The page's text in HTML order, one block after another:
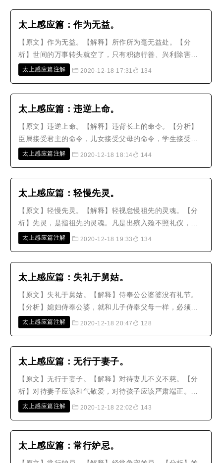
桧与金人串通，极力主张议和。只要..
太上感应篇：作为无益。
【原文】作为无益。【解释】所作所为毫无益处。【分
析】世间的万事转头就空了，只有积德行善、兴利除害等
事，才能生生世世随身受用，没有穷尽。其它像是房宅台
彩、演戏作乐、唱歌喝酒、赌博下棋等..
太上感应篇注解 2020-12-18 17:31 134
太上感应篇：违逆上命。
【原文】违逆上命。【解释】违背长上的命令。【分析】
臣属接受君主的命令，儿女接受父母的命令，学生接受老
师的命令„„。凡是在下位的人，接受在上位者的命令，这都
却不努力奉行，尚且会有..
太上感应篇注解 2020-12-18 18:14 144
太上感应篇：轻慢先灵。
【原文】轻慢先灵。【解释】轻视怠慢祖先的灵魂。【分
析】先灵，是指祖先的灵魂。凡是出殡入殓不照礼仪，居
丧期间不按礼制，没有尽快安葬遗体，斋戒祭祀没有诚
忘记自己的祖先呢？【故事】陈杲以..
太上感应篇注解 2020-12-18 19:33 134
太上感应篇：失礼于舅姑。
【原文】失礼于舅姑。【解释】侍奉公公婆婆没有礼节。
【分析】媳妇侍奉公婆，就和儿子侍奉父母一样，必须要
低声下气，用愉快的脸色，柔和的音声；更是要体察冷
与公婆的关系，是因为人事上的结合..
太上感应篇注解 2020-12-18 20:47 128
太上感应篇：无行于妻子。
【原文】无行于妻子。【解释】对待妻儿不义不慈。【分
析】对待妻子应该和气敬爱，对待孩子应该严肃端正。如
果不以礼节对待妻子，就失去夫唱妇随的义理；如果不以
没有节制；对待孩子，不是太过姑..
太上感应篇注解 2020-12-18 22:02 143
太上感应篇：常行妒忌。